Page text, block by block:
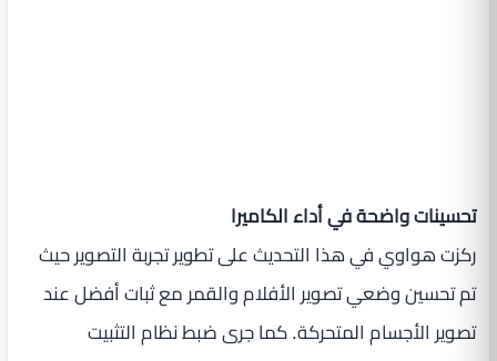
تحسينات واضحة في أداء الكاميرا
ركزت هواوي في هذا التحديث على تطوير تجربة التصوير حيث
تم تحسين وضعي تصوير الأفلام والقمر مع ثبات أفضل عند
تصوير الأجسام المتحركة. كما جرى ضبط نظام التثبيت